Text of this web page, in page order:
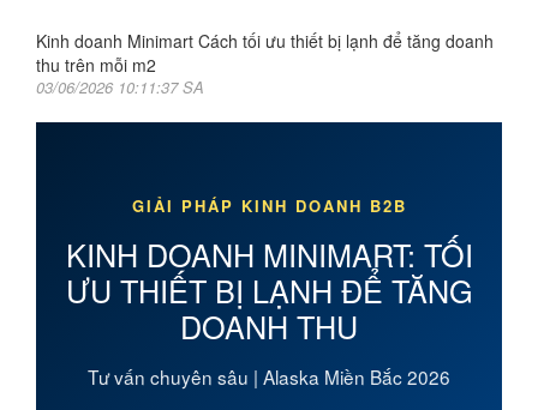
Kinh doanh Minimart Cách tối ưu thiết bị lạnh để tăng doanh
thu trên mỗi m2
03/06/2026 10:11:37 SA
GIẢI PHÁP KINH DOANH B2B
KINH DOANH MINIMART: TỐI
ƯU THIẾT BỊ LẠNH ĐỂ TĂNG
DOANH THU
Tư vấn chuyên sâu | Alaska Miền Bắc 2026